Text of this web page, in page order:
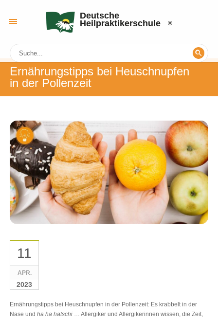
Deutsche
Heilpraktikerschule
Ernährungstipps bei Heuschnupfen
in der Pollenzeit
11
APR.
2023
Ernährungstipps bei Heuschnupfen in der Pollenzeit: Es krabbelt in der
Nase und ha ha hatschi
… Allergiker und Allergikerinnen wissen, die Zeit,